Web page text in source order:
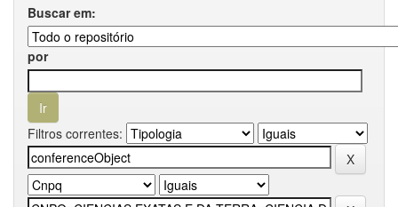
Buscar em:
por
Filtros correntes: